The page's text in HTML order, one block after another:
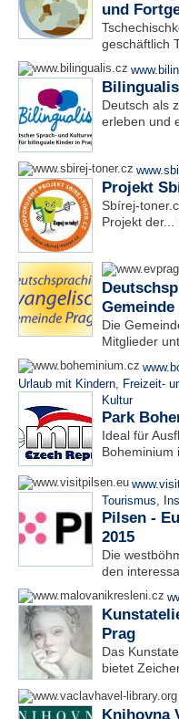
und
geschäftlich
Deutsch als
erleben und
Projekt
Sbírej-
Projekt der...
Gemeinde
Die
Mitglieder
Urlaub mit Kindern, Freizeit-
Kultur
Park
Ideal für
Boheminium
Tourismus,
Pilsen -
2015
Die
den
Prag
Das
bietet
Knihovna